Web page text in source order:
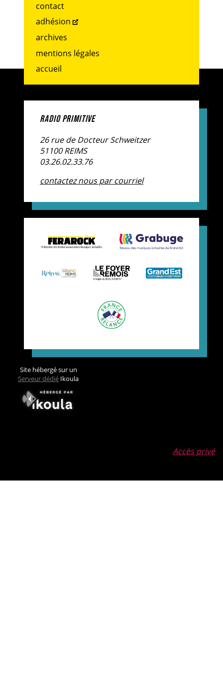
contact
adhésion
archives
mentions légales
accueil
RADIO PRIMITIVE
26 rue de Docteur Schweitzer
51100 REIMS
03.26.02.33.76
contactez nous par courriel
Site hébergé sur un
Serveur dédié Ikoula
Accès privé